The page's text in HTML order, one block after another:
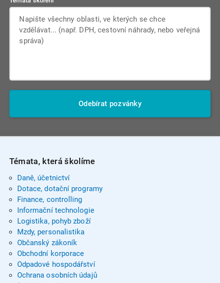
Odebírat pozvánky
Témata, která školíme
Daně, účetnictví
Dotace, dotační programy
Finance, controlling
Informační technologie
Logistika, pohyb zboží
Mzdy, personalistika
Občanský zákoník
Obchodní korporace
Odpadové hospodářství
Ochrana osobních údajů